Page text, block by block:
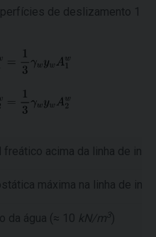
de deslizamento 1
freático acima da linha de
máxima na linha de
da água (≈ 10 kN/m 3 )